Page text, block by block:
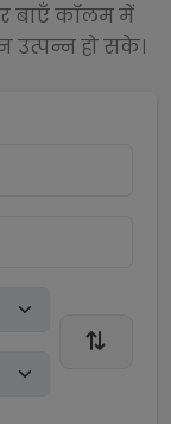
बाएँ कॉलम में
उत्पन्न हो सके।